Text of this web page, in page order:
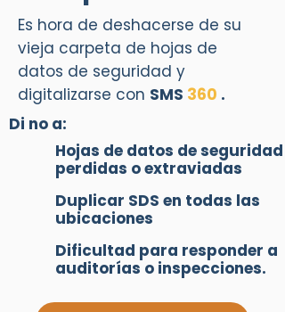
Es hora de deshacerse de su
vieja carpeta de hojas de
datos de seguridad y
digitalizarse con SMS 360 .
Di no a:
Hojas de datos de seguridad
perdidas o extraviadas
Duplicar SDS en todas las
ubicaciones
Dificultad para responder a
auditorías o inspecciones.